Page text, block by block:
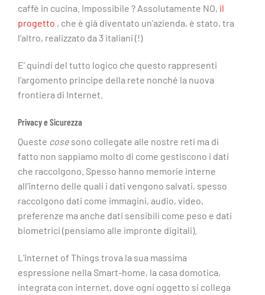
caffè in cucina. Impossibile ? Assolutamente NO, il
progetto , che è già diventato un’azienda, è stato, tra
l’altro, realizzato da 3 italiani (!)
E’ quindi del tutto logico che questo rappresenti
l’argomento principe della rete nonché la nuova
frontiera di Internet.
Privacy e Sicurezza
Queste cose sono collegate alle nostre reti ma di
fatto non sappiamo molto di come gestiscono i dati
che raccolgono. Spesso hanno memorie interne
all’interno delle quali i dati vengono salvati, spesso
raccolgono dati come immagini, audio, video,
preferenze ma anche dati sensibili come peso e dati
biometrici (pensiamo alle impronte digitali).
L’Internet of Things trova la sua massima
espressione nella Smart-home, la casa domotica,
integrata con internet, dove ogni oggetto si collega